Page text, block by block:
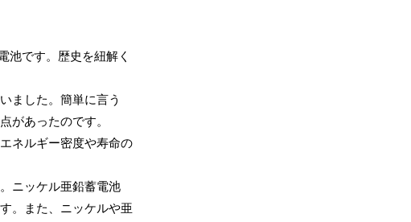
池です。歴史を紐解く
ました。簡単に言う
があったのです。
ネルギー密度や寿命の
ニッケル亜鉛蓄電池
。また、ニッケルや亜